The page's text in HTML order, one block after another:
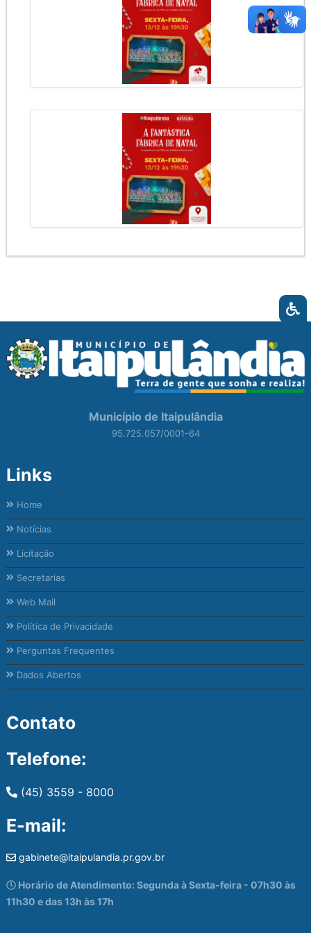
Município de Itaipulândia
95.725.057/0001-64
Links
Home
Notícias
Licitação
Secretarias
Web Mail
Política de Privacidade
Perguntas Frequentes
Dados Abertos
Contato
Telefone:
(45) 3559 - 8000
E-mail:
gabinete@itaipulandia.pr.gov.br
Horário de Atendimento: Segunda à Sexta-feira - 07h30 às
11h30 e das 13h às 17h